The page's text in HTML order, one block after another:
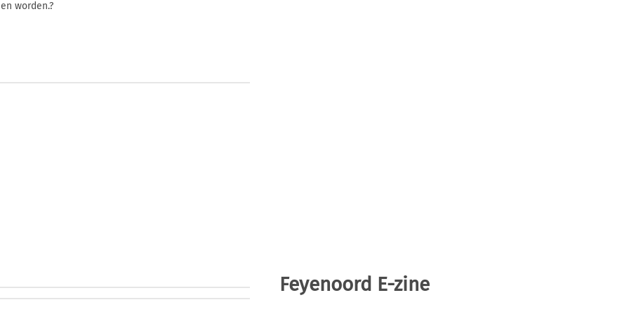
worden.?
Feyenoord E-zine